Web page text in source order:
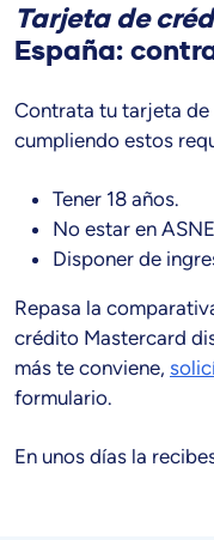
Tarjeta de
España:
Contrata tu tarjeta
cumpliendo estos
Tener 18 años.
No estar en
Disponer de
Repasa la
crédito Mastercard
más te conviene,
formulario.
En unos días la